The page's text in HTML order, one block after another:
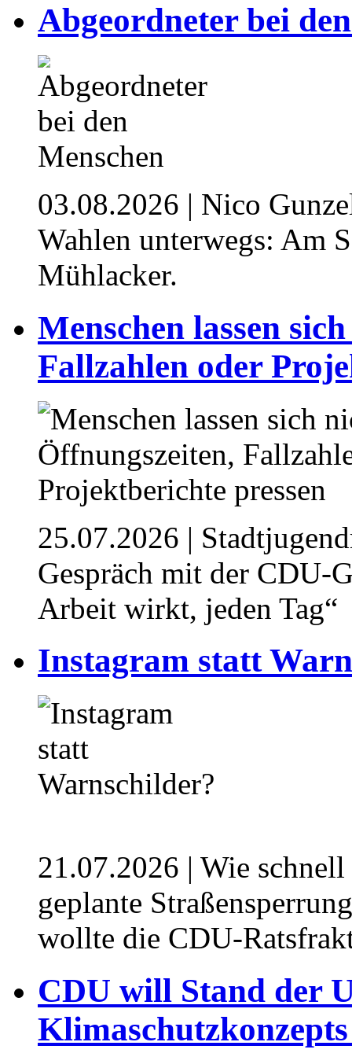
Abgeordneter bei
03.08.2026 | Nico
Wahlen unterwegs: Am
Mühlacker.
⁥Menschen lassen
Fallzahlen oder
25.07.2026 |
Gespräch mit der CDU-
Arbeit wirkt, jeden Tag“
⁥⁥Instagram statt
21.07.2026 | Wie
geplante
wollte die CDU-
⁥⁥CDU will Stand der
Klimaschutzkonzepts